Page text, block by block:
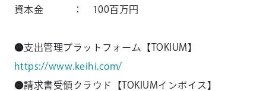
資本金 ： 100百万円
●支出管理プラットフォーム【TOKIUM】
https://www.keihi.com/
●請求書受領クラウド【TOKIUMインボイス】